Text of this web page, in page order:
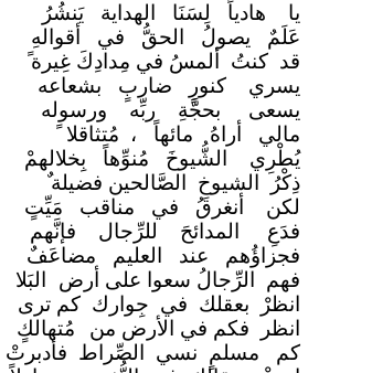
يا هادياً لِسَنَا الهداية يَنشُرُ
عَلَمٌ يصولُ الحقُّ في أقوالهِ
قد كنتُ ألمسُ في مِدادِكَ غِيرة
يسري كنورٍ ضاربٍ بشعاعه
يسعى بحجَّةِ ربِّه ورسوله
مالي أراهُ مائهاً ، مُتثاقلا ً
يُطْرِي الشُّيوخَ مُنوِّهاً بِخلالهمْ
ذِكْرُ الشيوخِ الصَّالحين فضيلة
لكن أنغرقُ في مناقب مَيِّتٍ
فدَعِ المدائحَ للرِّجال فإنَّهم
فجزاؤُهم عند العليم مضاعَفٌ
فهم الرِّجالُ سعوا على أرض
البَلا
انظرْ بعقلك في جِوارك كم ترى
انظر فكم في الأرض من
مُتهالكٍ
كم مسلمٍ نسي الصِّراط فأدبرتْ